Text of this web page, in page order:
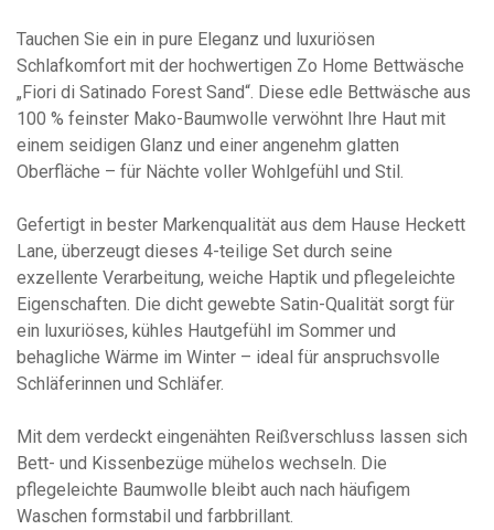
Tauchen Sie ein in pure Eleganz und luxuriösen
Schlafkomfort mit der hochwertigen Zo Home Bettwäsche
„Fiori di Satinado Forest Sand“. Diese edle Bettwäsche aus
100 % feinster Mako-Baumwolle verwöhnt Ihre Haut mit
einem seidigen Glanz und einer angenehm glatten
Oberfläche – für Nächte voller Wohlgefühl und Stil.
Gefertigt in bester Markenqualität aus dem Hause Heckett
Lane, überzeugt dieses 4-teilige Set durch seine
exzellente Verarbeitung, weiche Haptik und pflegeleichte
Eigenschaften. Die dicht gewebte Satin-Qualität sorgt für
ein luxuriöses, kühles Hautgefühl im Sommer und
behagliche Wärme im Winter – ideal für anspruchsvolle
Schläferinnen und Schläfer.
Mit dem verdeckt eingenähten Reißverschluss lassen sich
Bett- und Kissenbezüge mühelos wechseln. Die
pflegeleichte Baumwolle bleibt auch nach häufigem
Waschen formstabil und farbbrillant.